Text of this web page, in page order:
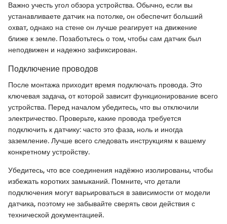
Важно учесть угол обзора устройства. Обычно, если вы
устанавливаете датчик на потолке, он обеспечит больший
охват, однако на стене он лучше реагирует на движение
ближе к земле. Позаботьтесь о том, чтобы сам датчик был
неподвижен и надежно зафиксирован.
Подключение проводов
После монтажа приходит время подключать провода. Это
ключевая задача, от которой зависит функционирование всего
устройства. Перед началом убедитесь, что вы отключили
электричество. Проверьте, какие провода требуется
подключить к датчику: часто это фаза, ноль и иногда
заземление. Лучше всего следовать инструкциям к вашему
конкретному устройству.
Убедитесь, что все соединения надёжно изолированы, чтобы
избежать коротких замыканий. Помните, что детали
подключения могут варьироваться в зависимости от модели
датчика, поэтому не забывайте сверять свои действия с
технической документацией.